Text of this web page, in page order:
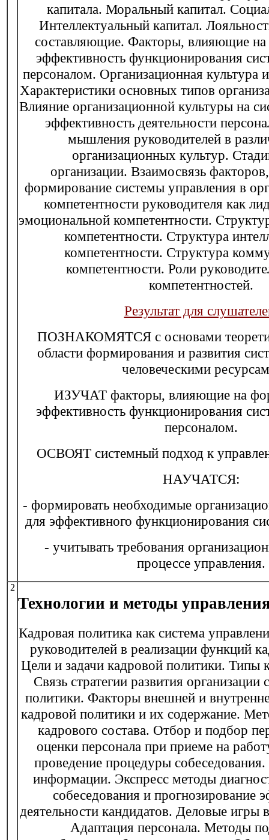
капитала. Моральный капитал.
Интеллектуальный капитал.
составляющие. Факторы, влияющие
эффективность функционирования
персоналом. Организационная культура
Характеристики основных типов
Влияние организационной культуры на
эффективность деятельности
мышления руководителей в
организационных культур.
организации. Взаимосвязь
формирование системы управления в
компетентности руководителя как
эмоциональной компетентности.
компетентности. Структура
компетентности. Структура
компетентности. Роли
компетентностей.
Результат для
ПОЗНАКОМЯТСЯ с основами
области формирования и развития
человеческими
ИЗУЧАТ факторы, влияющие на
эффективность функционирования
персоналом.
ОСВОЯТ системный подход к
НАУЧАТСЯ:
- формировать необходимые
для эффективного функционирования
- учитывать требования
процессе управления.
2
Технологии и методы
Кадровая политика как система
руководителей в реализации функций
Цели и задачи кадровой политики. Типы
Связь стратегии развития
политики. Факторы внешней и
кадровой политики и их содержание.
кадрового состава. Отбор и подбор
оценки персонала при приеме на
проведение процедуры
информации. Экспресс методы
собеседования и прогнозирование
деятельности кандидатов. Деловые игры
Адаптация персонала. Методы